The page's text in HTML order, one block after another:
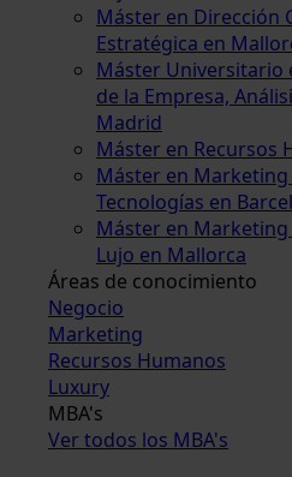
Máster en Dirección
Estratégica en
Máster Universitario
de la Empresa,
Madrid
Máster en Recursos
Máster en Marketing
Tecnologías en
Máster en Marketing
Lujo en Mallorca
Áreas de conocimiento
Negocio
Marketing
Recursos Humanos
Luxury
MBA's
Ver todos los MBA's